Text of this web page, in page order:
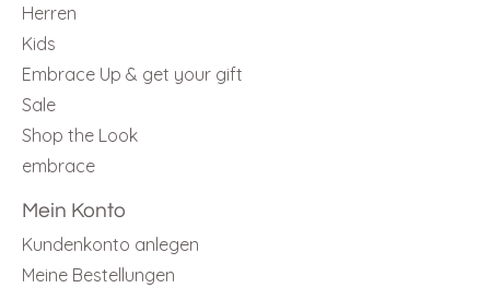
Herren
Kids
Embrace Up & get your gift
Sale
Shop the Look
embrace
Mein Konto
Kundenkonto anlegen
Meine Bestellungen